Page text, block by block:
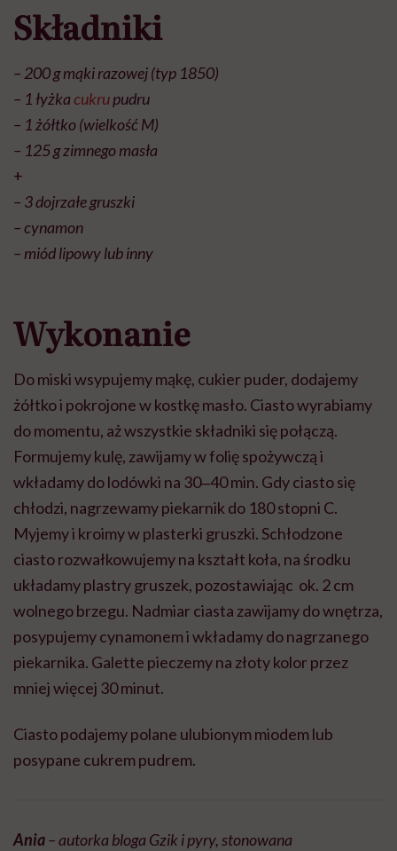
Składniki
– 200 g mąki razowej (typ 1850)
– 1 łyżkacukrupudru
– 1 żółtko (wielkość M)
– 125 g zimnego masła
+
– 3 dojrzałe gruszki
– cynamon
– miód lipowy lub inny
Wykonanie
Do miski wsypujemy mąkę, cukier puder, dodajemy
żółtko i pokrojone w kostkę masło. Ciasto wyrabiamy
do momentu, aż wszystkie składniki się połączą.
Formujemy kulę, zawijamy w folię spożywczą i
wkładamy do lodówki na 30‒40 min. Gdy ciasto się
chłodzi, nagrzewamy piekarnik do 180 stopni C.
Myjemy i kroimy w plasterki gruszki. Schłodzone
ciasto rozwałkowujemy na kształt koła, na środku
układamy plastry gruszek, pozostawiając ok. 2 cm
wolnego brzegu. Nadmiar ciasta zawijamy do wnętrza,
posypujemy cynamonem i wkładamy do nagrzanego
piekarnika. Galette pieczemy na złoty kolor przez
mniej więcej 30 minut.
Ciasto podajemy polane ulubionym miodem lub
posypane cukrem pudrem.
Ania– autorka bloga Gzik i pyry, stonowana